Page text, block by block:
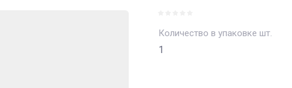
Количество в упаковке шт.
1